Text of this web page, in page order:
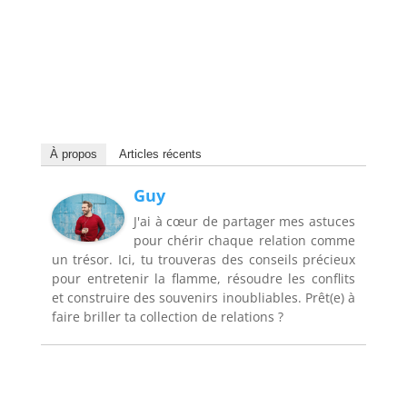
À propos Articles récents
Guy
J'ai à cœur de partager mes astuces
pour chérir chaque relation comme
un trésor. Ici, tu trouveras des conseils précieux
pour entretenir la flamme, résoudre les conflits
et construire des souvenirs inoubliables. Prêt(e) à
faire briller ta collection de relations ?